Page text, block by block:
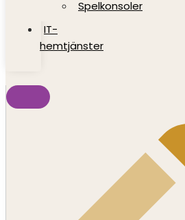
Spelkonsoler
IT-
hemtjänster